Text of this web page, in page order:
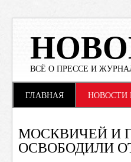
ВСЁ О ПРЕССЕ И
Main menu
ГЛАВНАЯ НОВОСТИ
МОСКВИЧЕЙ И
ОСВОБОДИЛИ